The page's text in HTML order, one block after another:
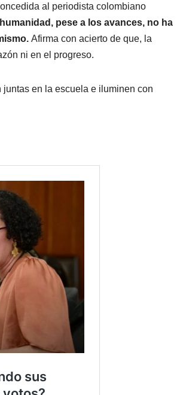
al periodista colombiano
humanidad, pese a los avances, no ha
Afirma con acierto de que, la
ni en el progreso.
en la escuela e iluminen con